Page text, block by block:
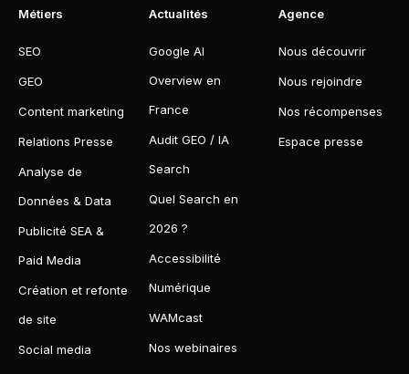
Métiers
SEO
GEO
Content marketing
Relations Presse
Analyse de
Données & Data
Publicité SEA &
Paid Media
Création et refonte
de site
Social media
Actualités
Google AI
Overview en
France
Audit GEO / IA
Search
Quel Search en
2026 ?
Accessibilité
Numérique
WAMcast
Nos webinaires
Agence
Nous découvrir
Nous rejoindre
Nos récompenses
Espace presse